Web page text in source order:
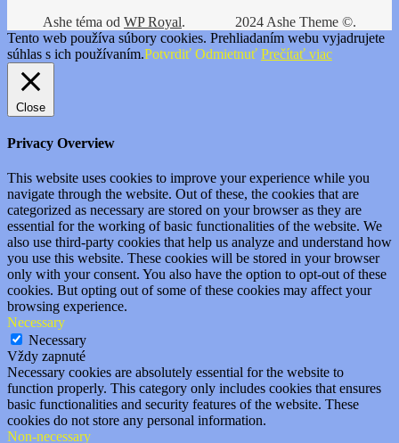
2024 Ashe Theme ©.
Ashe téma od WP Royal.
Tento web používa súbory cookies. Prehliadaním webu vyjadrujete
súhlas s ich používaním.Potvrdiť Odmietnuť Prečítať viac
Close
Privacy Overview
This website uses cookies to improve your experience while you
navigate through the website. Out of these, the cookies that are
categorized as necessary are stored on your browser as they are
essential for the working of basic functionalities of the website. We
also use third-party cookies that help us analyze and understand how
you use this website. These cookies will be stored in your browser
only with your consent. You also have the option to opt-out of these
cookies. But opting out of some of these cookies may affect your
browsing experience.
Necessary
Necessary
Vždy zapnuté
Necessary cookies are absolutely essential for the website to
function properly. This category only includes cookies that ensures
basic functionalities and security features of the website. These
cookies do not store any personal information.
Non-necessary